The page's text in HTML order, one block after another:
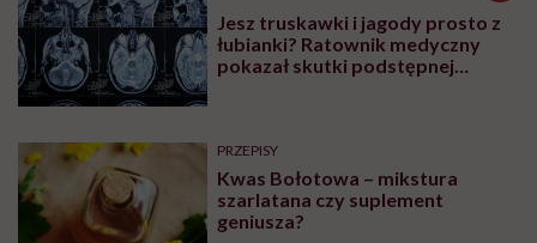
Jesz truskawki i jagody prosto z
łubianki? Ratownik medyczny
pokazał skutki podstępnej
PRZEPISY
Kwas Bołotowa – mikstura
szarlatana czy suplement
geniusza?